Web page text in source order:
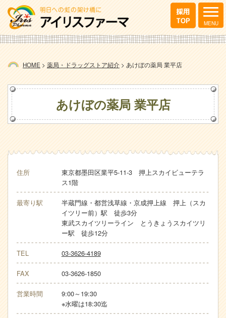
HOME > 薬局・ドラッグストア紹介 > あけぼの薬局 業平店
あけぼの薬局 業平店
住所
東京都墨田区業平5-11-3 押上スカイビューテラ
ス1階
最寄り駅
半蔵門線・都営浅草線・京成押上線 押上（スカ
イツリー前）駅 徒歩3分
東武スカイツリーライン とうきょうスカイツリ
ー駅 徒歩12分
TEL 03-3626-4189
FAX 03-3626-1850
営業時間
9:00～19:30
※水曜は18:30迄